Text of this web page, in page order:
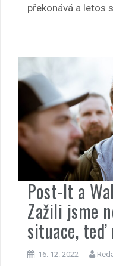
překonává a letos
Post-It a
Zažili jsme
situace, teď
16. 12. 2022